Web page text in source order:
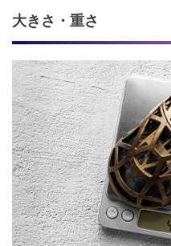
大きさ・重さ